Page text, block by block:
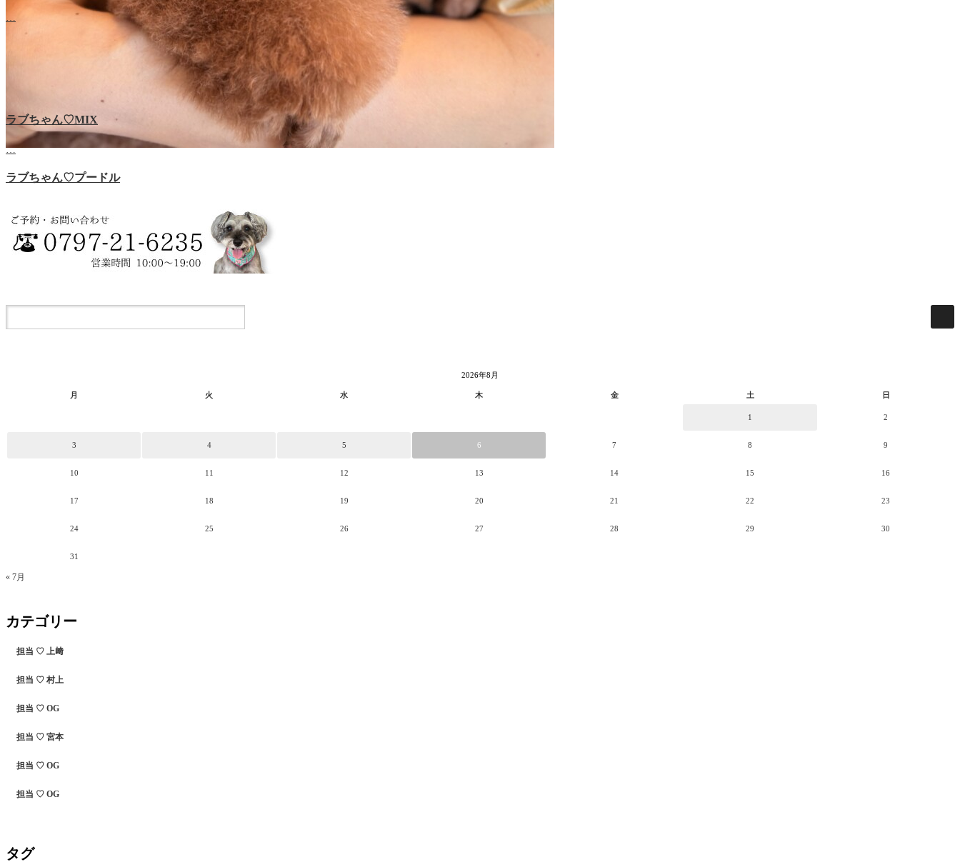
ラブちゃん♡プードル
ラブちゃん♡MIX
…
2026年8月
月 火 水 木 金 土 日
1 2
3 4 5 6 7 8 9
10 11 12 13 14 15 16
17 18 19 20 21 22 23
24 25 26 27 28 29 30
31
« 7月
カテゴリー
担当 ♡ 上﨑
担当 ♡ 村上
担当 ♡ OG
担当 ♡ 宮本
担当 ♡ OG
担当 ♡ OG
タグ